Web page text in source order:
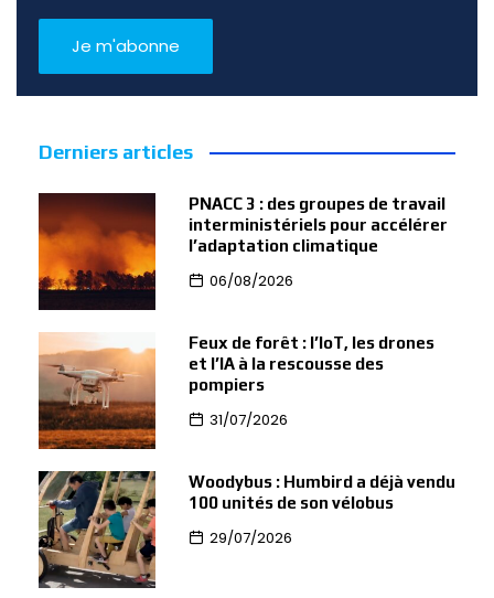
Derniers articles
PNACC 3 : des groupes de travail
interministériels pour accélérer
l’adaptation climatique
06/08/2026
Feux de forêt : l’IoT, les drones
et l’IA à la rescousse des
pompiers
31/07/2026
Woodybus : Humbird a déjà vendu
100 unités de son vélobus
29/07/2026